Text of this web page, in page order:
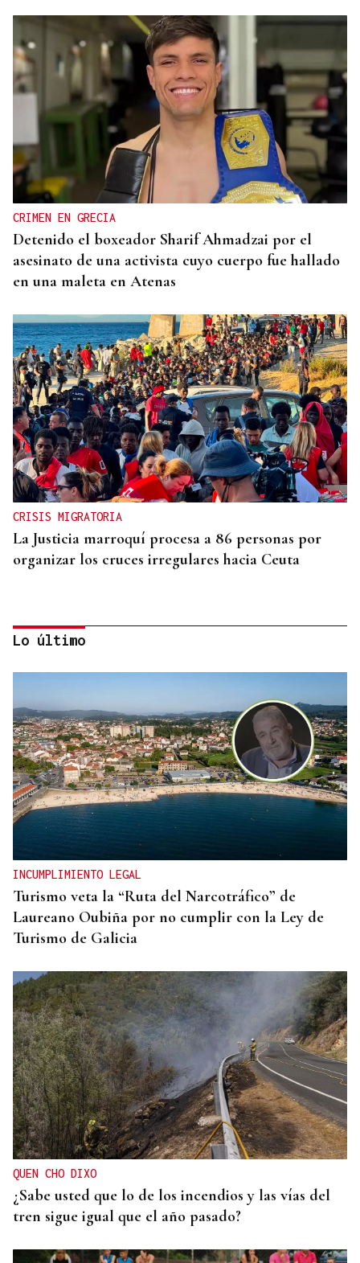
CRIMEN EN GRECIA
Detenido el boxeador Sharif Ahmadzai por el
asesinato de una activista cuyo cuerpo fue hallado
en una maleta en Atenas
CRISIS MIGRATORIA
La Justicia marroquí procesa a 86 personas por
organizar los cruces irregulares hacia Ceuta
GUERRA EN IRÁN
Trump amenaza con un golpe “muy duro” si
Ormuz no abre
Lo último
INCUMPLIMIENTO LEGAL
Turismo veta la “Ruta del Narcotráfico” de
Laureano Oubiña por no cumplir con la Ley de
Turismo de Galicia
QUEN CHO DIXO
¿Sabe usted que lo de los incendios y las vías del
tren sigue igual que el año pasado?